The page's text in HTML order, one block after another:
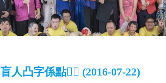
盲人凸字係點？ (2016-07-22)